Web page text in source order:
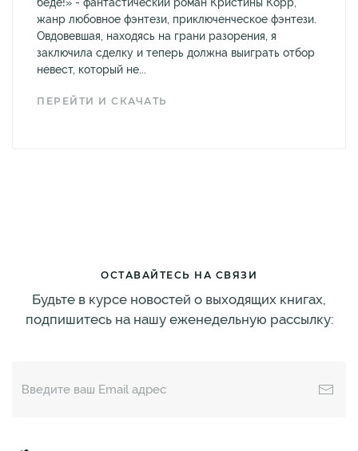
жанр любовное фэнтези, приключенческое фэнтези.
Овдовевшая, находясь на грани разорения, я
заключила сделку и теперь должна выиграть отбор
невест, который не...
ПЕРЕЙТИ И СКАЧАТЬ
ОСТАВАЙТЕСЬ НА СВЯЗИ
Будьте в курсе новостей о выходящих книгах,
подпишитесь на нашу еженедельную рассылку: